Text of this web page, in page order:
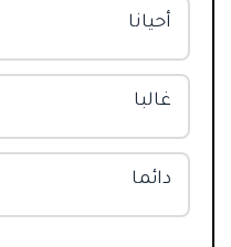
أحيانا
غالبا
دائما